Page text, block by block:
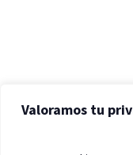
Valoramos tu